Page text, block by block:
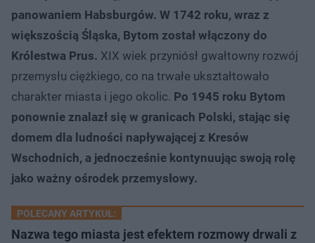
panowaniem Habsburgów. W 1742 roku, wraz z
większością Śląska, Bytom został włączony do
Królestwa Prus. XIX wiek przyniósł gwałtowny rozwój
przemysłu ciężkiego, co na trwałe ukształtowało
charakter miasta i jego okolic. Po 1945 roku Bytom
ponownie znalazł się w granicach Polski, stając się
domem dla ludności napływającej z Kresów
Wschodnich, a jednocześnie kontynuując swoją rolę
jako ważny ośrodek przemysłowy.
POLECANY ARTYKUŁ:
Nazwa tego miasta jest efektem rozmowy drwali z